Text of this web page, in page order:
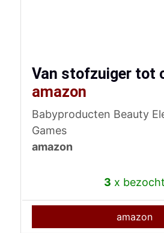
Van stofzuiger tot
amazon
Babyproducten Beauty
Games
amazon
3 x bezocht
amazon